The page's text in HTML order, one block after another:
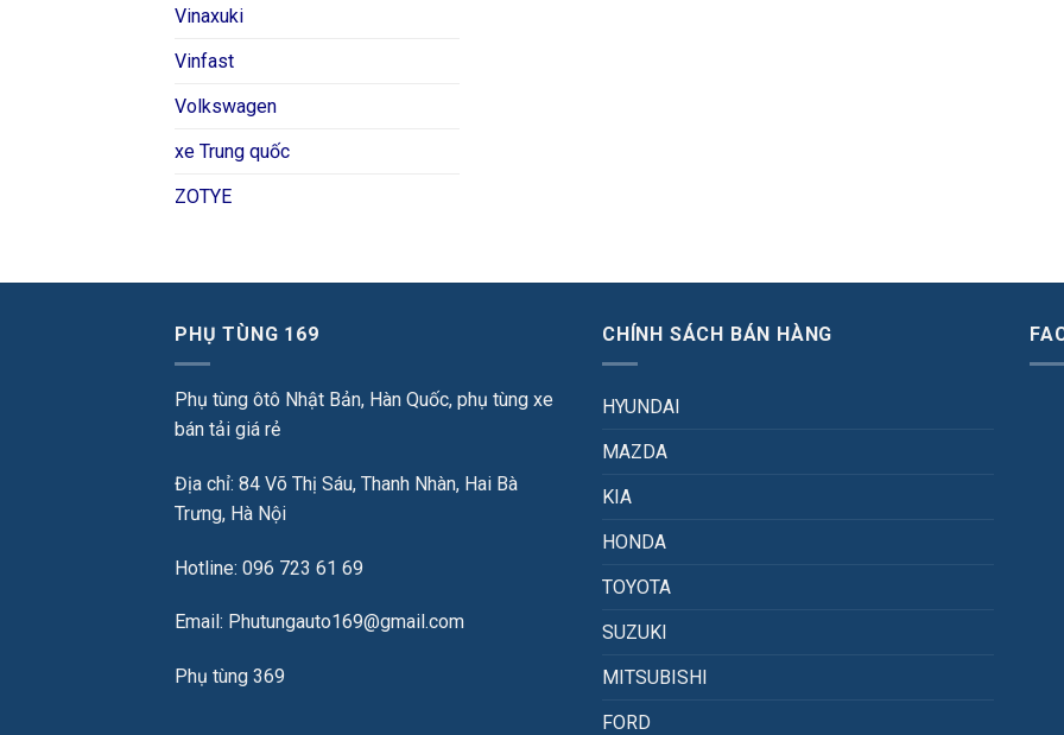
Vinaxuki
Vinfast
Volkswagen
xe Trung quốc
ZOTYE
PHỤ TÙNG 169
Phụ tùng ôtô Nhật Bản, Hàn Quốc, phụ tùng xe
bán tải giá rẻ
Địa chỉ: 84 Võ Thị Sáu, Thanh Nhàn, Hai Bà
Trưng, Hà Nội
Hotline: 096 723 61 69
Email: Phutungauto169@gmail.com
Phụ tùng 369
CHÍNH SÁCH BÁN HÀNG
HYUNDAI
MAZDA
KIA
HONDA
TOYOTA
SUZUKI
MITSUBISHI
FORD